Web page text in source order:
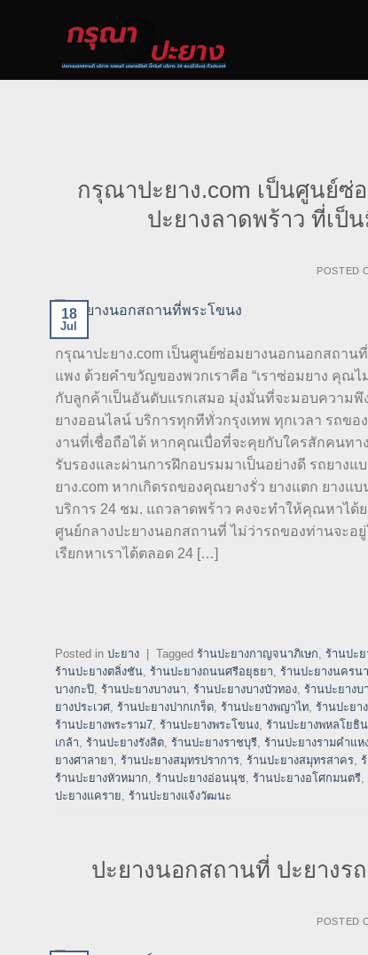
กรุณาปะยาง.com เป็นศูนย์ซ่
ปะยางลาดพร้าว ที่เ
POSTED
18
Jul
กรุณาปะยาง.com เป็นศูนย์ซ่อมยางนอกนอกสถา
แพง ด้วยคำขวัญของพวกเราคือ “เราซ่อมยาง คุณ
กับลูกค้าเป็นอันดับแรกเสมอ มุ่งมั่นที่จะมอบความ
ยางออนไลน์ บริการทุกทีทั่วกรุงเทพ ทุกเวลา รถ
งานที่เชื่อถือได้ หากคุณเบื่อที่จะคุยกับใครสักคนทา
รับรองและผ่านการฝึกอบรมมาเป็นอย่างดี รถยาง
ยาง.com หากเกิดรถของคุณยางรั่ว ยางแตก ยาง
บริการ 24 ชม. แถวลาดพร้าว คงจะทำให้คุณหาได้
ศูนย์กลางปะยางนอกสถานที่ ไม่ว่ารถของท่านจะ
เรียกหาเราได้ตลอด 24 […]
Posted in ปะยาง Tagged ร้านปะยางกาญจนาภิเษก, ร้านปะ
ร้านปะยางตลิ่งชัน, ร้านปะยางถนนศรีอยุธยา, ร้านปะยางนครน
บางกะปิ, ร้านปะยางบางนา, ร้านปะยางบางบัวทอง, ร้านปะยางบ
ยางประเวศ, ร้านปะยางปากเกร็ด, ร้านปะยางพญาไท, ร้านปะยา
ร้านปะยางพระราม7, ร้านปะยางพระโขนง, ร้านปะยางพหลโยธิน
เกล้า, ร้านปะยางรังสิต, ร้านปะยางราชบุรี, ร้านปะยางรามคำแห
ยางศาลายา, ร้านปะยางสมุทรปราการ, ร้านปะยางสมุทรสาคร,
ร้านปะยางหัวหมาก, ร้านปะยางอ่อนนุช, ร้านปะยางอโศกมนตรี,
ปะยางแคราย, ร้านปะยางแจ้งวัฒนะ
ปะยางนอกสถานที่ ปะยางร
POSTED